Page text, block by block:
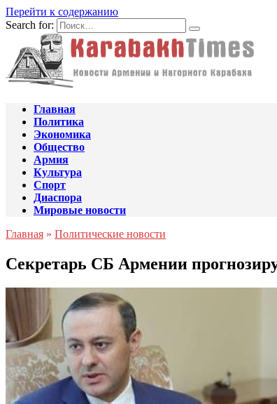
Перейти к содержанию
Search for:
Главная
Политика
Экономика
Общество
Армия
Культура
Спорт
Диаспора
Мировые новости
Главная » Политические новости
Секретарь СБ Армении